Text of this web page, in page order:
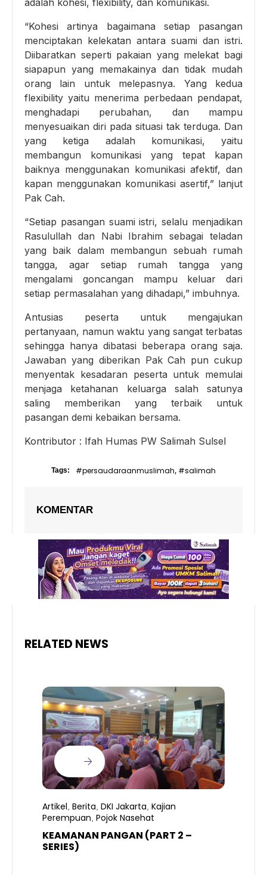
“Kohesi artinya bagaimana setiap pasangan
menciptakan kelekatan antara suami dan istri.
Diibaratkan seperti pakaian yang melekat bagi
siapapun yang memakainya dan tidak mudah
orang lain untuk melepasnya. Yang kedua
flexibility yaitu menerima perbedaan pendapat,
menghadapi perubahan, dan mampu
menyesuaikan diri pada situasi tak terduga. Dan
yang ketiga adalah komunikasi, yaitu
membangun komunikasi yang tepat kapan
baiknya menggunakan komunikasi afektif, dan
kapan menggunakan komunikasi asertif,” lanjut
Pak Cah.
“Setiap pasangan suami istri, selalu menjadikan
Rasulullah dan Nabi Ibrahim sebagai teladan
yang baik dalam membangun sebuah rumah
tangga, agar setiap rumah tangga yang
mengalami goncangan mampu keluar dari
setiap permasalahan yang dihadapi,” imbuhnya.
Antusias peserta untuk mengajukan
pertanyaan, namun waktu yang sangat terbatas
sehingga hanya dibatasi beberapa orang saja.
Jawaban yang diberikan Pak Cah pun cukup
menyentak kesadaran peserta untuk memulai
menjaga ketahanan keluarga salah satunya
saling memberikan yang terbaik untuk
pasangan demi kebaikan bersama.
Kontributor : Ifah Humas PW Salimah Sulsel
Tags: #persaudaraanmuslimah, #salimah
KOMENTAR
RELATED NEWS
Artikel Berita DKI Jakarta Kajian
Perempuan Pojok Nasehat
KEAMANAN PANGAN (PART 2 –
SERIES)